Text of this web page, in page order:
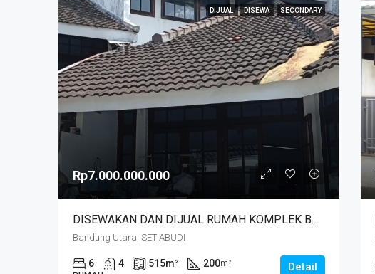
DIJUAL DISEWA SECONDARY
Rp7.000.000.000
DISEWAKAN DAN DIJUAL RUMAH KOMPLEK BUDISARI HEGARMANAH SETIABUDI DKT SECAPA AD DAN YOGYA SUPERMARKET BANDUNG KOTA
Bandung Utara, SETIABUDI
6 4 515m² 200m²
Detail